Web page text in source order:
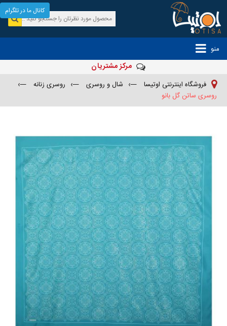
منو
مرکز مشتریان
فروشگاه اینترنتی اوتیسا —› شال و روسری —› روسری زنانه
—›
روسری ساتن گل بانو
کانال ما در تلگرام